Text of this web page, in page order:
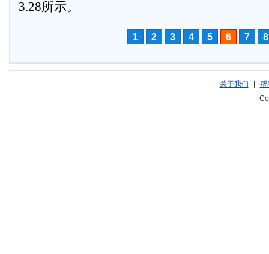
3.28所示。
1 2 3 4 5 6 7 8
关于我们
帮